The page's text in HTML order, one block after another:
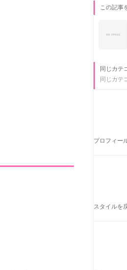
この記事
同じカテ
同じカテ
プロフィー
スタイルを